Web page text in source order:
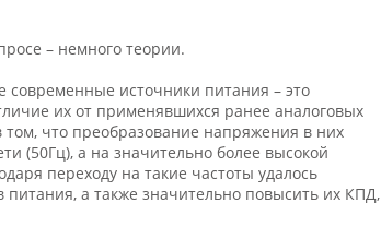
– немного теории.
современные источники питания – это
их от применявшихся ранее аналоговых
что преобразование напряжения в них
(50Гц), а на значительно более высокой
переходу на такие частоты удалось
а также значительно повысить их КПД,